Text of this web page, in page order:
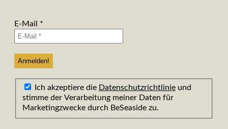
E-Mail *
Ich akzeptiere die Datenschutzrichtlinie und
stimme der Verarbeitung meiner Daten für
Marketingzwecke durch BeSeaside zu.